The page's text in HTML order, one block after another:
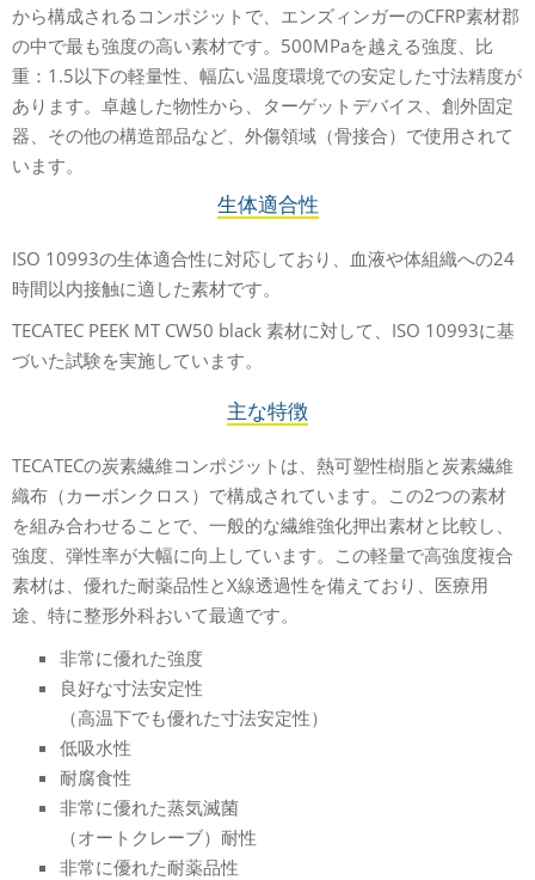
から構成されるコンポジットで、エンズィンガーのCFRP素材郡
の中で最も強度の高い素材です。500MPaを越える強度、比
重：1.5以下の軽量性、幅広い温度環境での安定した寸法精度が
あります。卓越した物性から、ターゲットデバイス、創外固定
器、その他の構造部品など、外傷領域（骨接合）で使用されて
います。
生体適合性
ISO 10993の生体適合性に対応しており、血液や体組織への24
時間以内接触に適した素材です。
TECATEC PEEK MT CW50 black 素材に対して、ISO 10993に基
づいた試験を実施しています。
主な特徴
TECATECの炭素繊維コンポジットは、熱可塑性樹脂と炭素繊維
織布（カーボンクロス）で構成されています。この2つの素材
を組み合わせることで、一般的な繊維強化押出素材と比較し、
強度、弾性率が大幅に向上しています。この軽量で高強度複合
素材は、優れた耐薬品性とX線透過性を備えており、医療用
途、特に整形外科おいて最適です。
非常に優れた強度
良好な寸法安定性
（高温下でも優れた寸法安定性）
低吸水性
耐腐食性
非常に優れた蒸気滅菌
（オートクレーブ）耐性
非常に優れた耐薬品性